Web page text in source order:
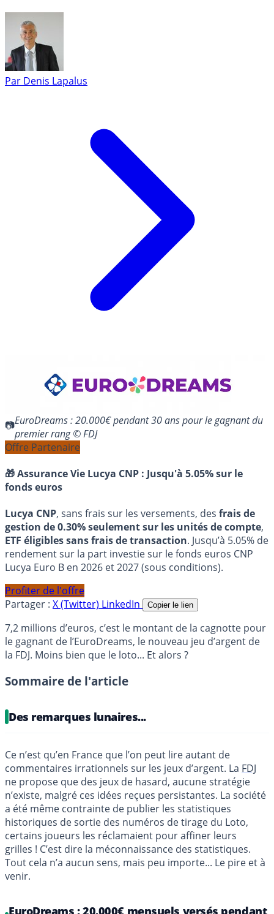
Par Denis Lapalus
EuroDreams : 20.000€ pendant 30 ans pour le gagnant du
premier rang © FDJ
Offre Partenaire
🎁 Assurance Vie Lucya CNP : Jusqu'à 5.05% sur le
fonds euros
Lucya CNP, sans frais sur les versements, des frais de
gestion de 0.30% seulement sur les unités de compte,
ETF éligibles sans frais de transaction. Jusqu’à 5.05% de
rendement sur la part investie sur le fonds euros CNP
Lucya Euro B en 2026 et 2027 (sous conditions).
Profiter de l'offre
Partager : X (Twitter) LinkedIn Copier le lien
7,2 millions d’euros, c’est le montant de la cagnotte pour
le gagnant de l’EuroDreams, le nouveau jeu d’argent de
la FDJ. Moins bien que le loto... Et alors ?
Sommaire de l'article
Des remarques lunaires...
Ce n’est qu’en France que l’on peut lire autant de
commentaires irrationnels sur les jeux d’argent. La FDJ
ne propose que des jeux de hasard, aucune stratégie
n’existe, malgré ces idées reçues persistantes. La société
a été même contrainte de publier les statistiques
historiques de sortie des numéros de tirage du Loto,
certains joueurs les réclamaient pour affiner leurs
grilles ! C’est dire la méconnaissance des statistiques.
Tout cela n’a aucun sens, mais peu importe... Le pire et à
venir.
EuroDreams : 20.000€ mensuels versés pendant